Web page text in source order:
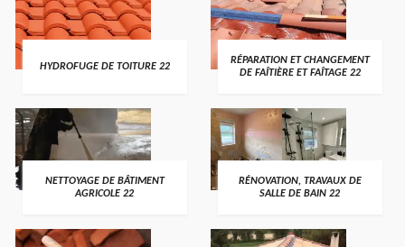
HYDROFUGE DE TOITURE 22
RÉPARATION ET CHANGEMENT
DE FAÎTIÈRE ET FAÎTAGE 22
NETTOYAGE DE BÂTIMENT
AGRICOLE 22
RÉNOVATION, TRAVAUX DE
SALLE DE BAIN 22